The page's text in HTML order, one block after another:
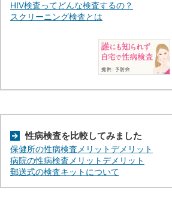
HIV検査ってどんな検査するの？
スクリーニング検査とは
性病検査を比較してみました
保健所の性病検査メリットデメリット
病院の性病検査メリットデメリット
郵送式の検査キットについて